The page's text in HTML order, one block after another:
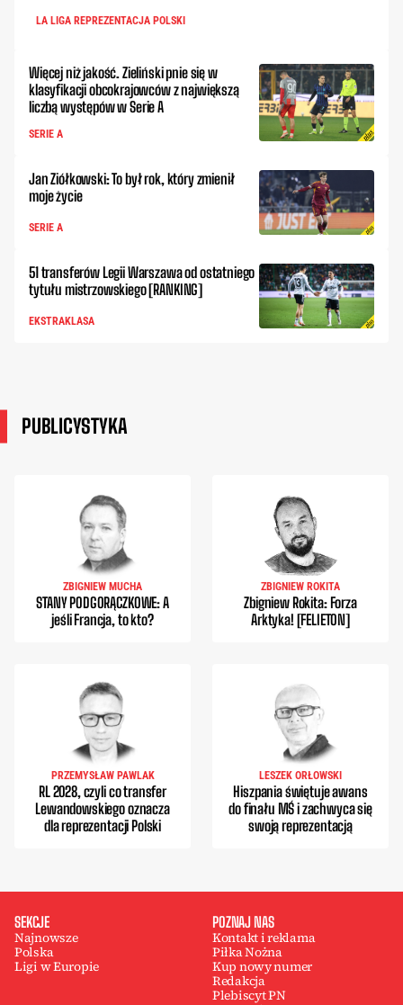
LA LIGA REPREZENTACJA POLSKI
Więcej niż jakość. Zieliński pnie się w
klasyfikacji obcokrajowców z największą
liczbą występów w Serie A
SERIE A
Jan Ziółkowski: To był rok, który zmienił
moje życie
SERIE A
51 transferów Legii Warszawa od ostatniego
tytułu mistrzowskiego [RANKING]
EKSTRAKLASA
PUBLICYSTYKA
ZBIGNIEW MUCHA
STANY PODGORĄCZKOWE: A
jeśli Francja, to kto?
ZBIGNIEW ROKITA
Zbigniew Rokita: Forza
Arktyka! [FELIETON]
PRZEMYSŁAW PAWLAK
RL 2028, czyli co transfer
Lewandowskiego oznacza
dla reprezentacji Polski
LESZEK ORŁOWSKI
Hiszpania świętuje awans
do finału MŚ i zachwyca się
swoją reprezentacją
SEKCJE
Najnowsze
Polska
Ligi w Europie
POZNAJ NAS
Kontakt i reklama
Piłka Nożna
Kup nowy numer
Redakcja
Plebiscyt PN